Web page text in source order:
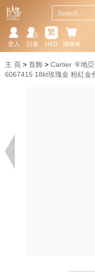
購物車
繁
HKD
註冊
登入
主 頁 首飾 Cartier 卡地亞
6067415 18kt玫瑰金 粉紅金